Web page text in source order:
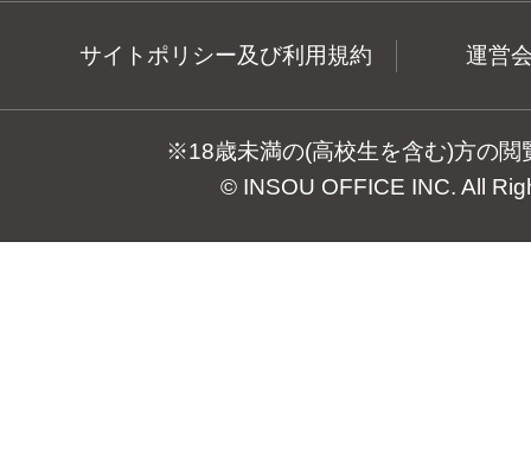
サイトポリシー及び利用規約 運営
※18歳未満の(高校生を含む)方の閲
© INSOU OFFICE INC. All